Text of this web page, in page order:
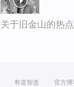
关于旧金山的热
有道智选 官方博